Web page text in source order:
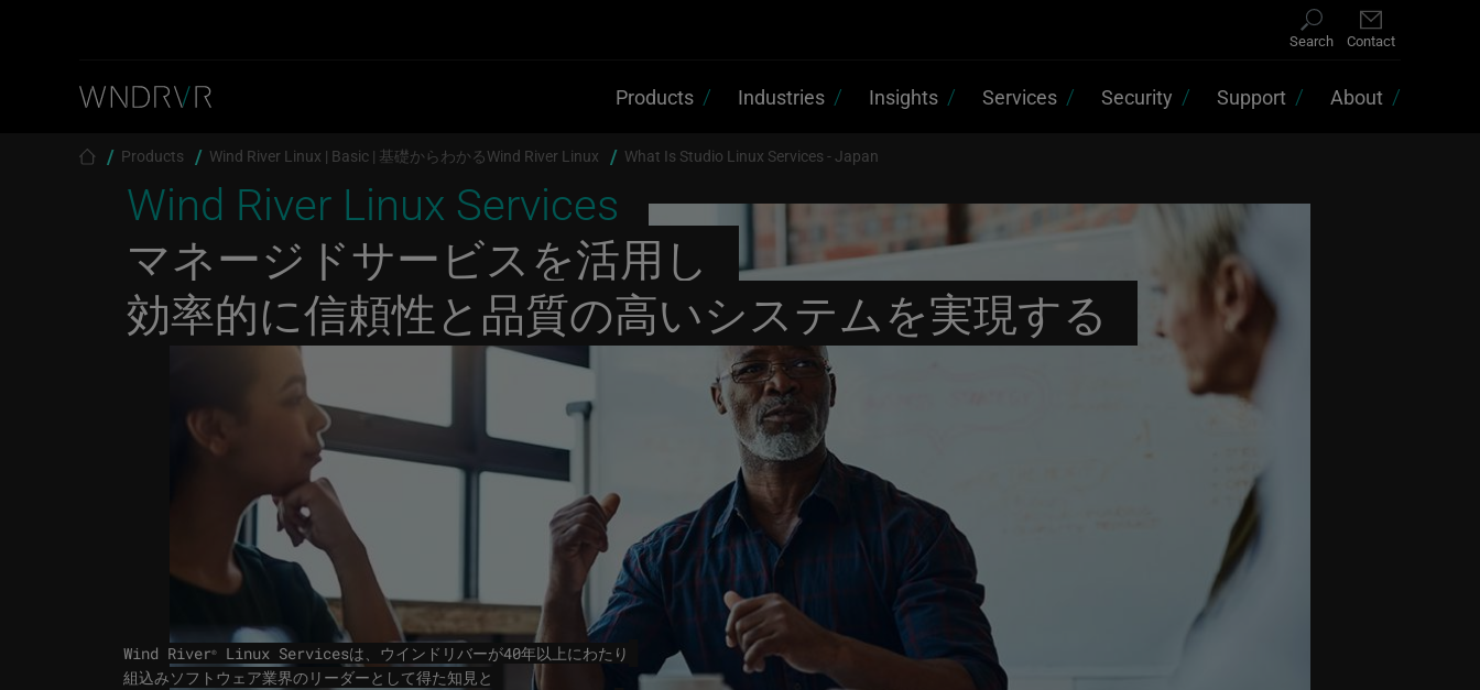
Search Contact
Products Industries Insights Services Security Support About
Breadcrumb
Products Wind River Linux | Basic | 基礎からわかるWind River Linux What Is Studio Linux Services - Japan
Wind River Linux Services
マネージドサービスを活用し
効率的に信頼性と品質の高いシステムを実現する
Wind River®
Linux Servicesは、ウインドリバーが40年以上にわたり
組込みソフトウェア業界のリーダーとして得た知見と